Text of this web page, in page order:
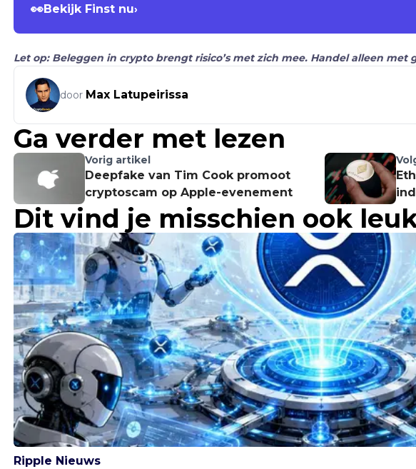
👀Bekijk Finst nu›
Let op: Beleggen in crypto brengt risico’s met zich mee. Handel alleen met
door Max Latupeirissa
Ga verder met lezen
Vorig artikel
Deepfake van Tim Cook promoot
cryptoscam op Apple-evenement
Dit vind je misschien ook
Ripple Nieuws